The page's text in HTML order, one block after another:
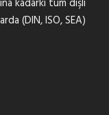
kadarki tüm dişli
(DIN, ISO, SEA)